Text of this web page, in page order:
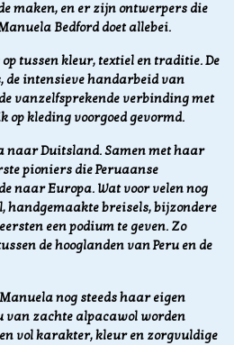
maken, en er zijn ontwerpers die
Bedford doet allebei.
op tussen kleur, textiel en traditie. De
de intensieve handarbeid van
vanzelfsprekende verbinding met
op kleding voorgoed gevormd.
naar Duitsland. Samen met haar
pioniers die Peruaanse
naar Europa. Wat voor velen nog
handgemaakte breisels, bijzondere
een podium te geven. Zo
de hooglanden van Peru en de
nog steeds haar eigen
van zachte alpacawol worden
vol karakter, kleur en zorgvuldige